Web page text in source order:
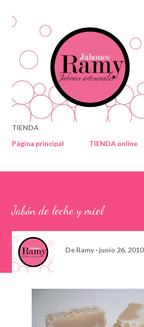
TIENDA
Página principal
TIENDA online
Jabón de leche y miel
De Ramy junio 26, 2010